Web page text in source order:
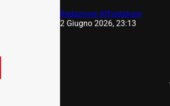
Redazione Affaritaliani
2 Giugno 2026, 23:13